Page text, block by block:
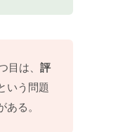
は、 評
いう問題
る。